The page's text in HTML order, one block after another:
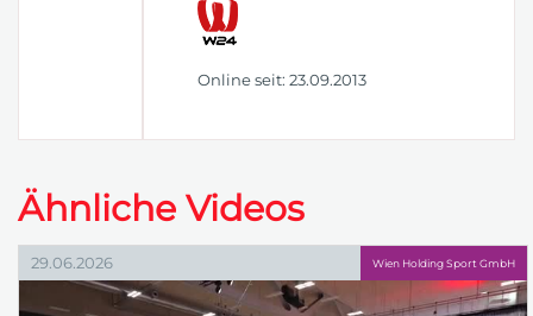
Online seit: 23.09.2013
Ähnliche Videos
29.06.2026 Wien Holding Sport GmbH